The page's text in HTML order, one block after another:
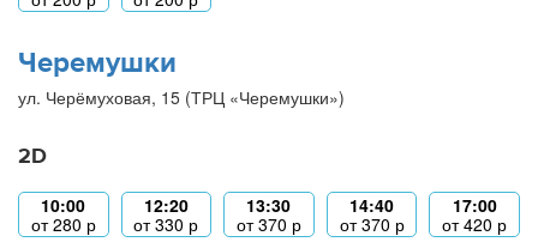
Черемушки
ул. Черёмуховая, 15 (ТРЦ «Черемушки»)
2D
10:00
от280 р
12:20
от330 р
13:30
от370 р
14:40
от370 р
17:00
от420 р